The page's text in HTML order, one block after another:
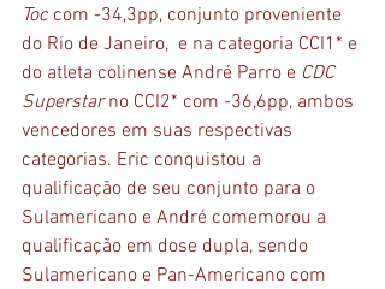
Toc com -34,3pp, conjunto proveniente
do Rio de Janeiro,  e na categoria CCI1* e
do atleta colinense André Parro e CDC
Superstar no CCI2* com -36,6pp, ambos
vencedores em suas respectivas
categorias. Eric conquistou a
qualificação de seu conjunto para o
Sulamericano e André comemorou a
qualificação em dose dupla, sendo
Sulamericano e Pan-Americano com